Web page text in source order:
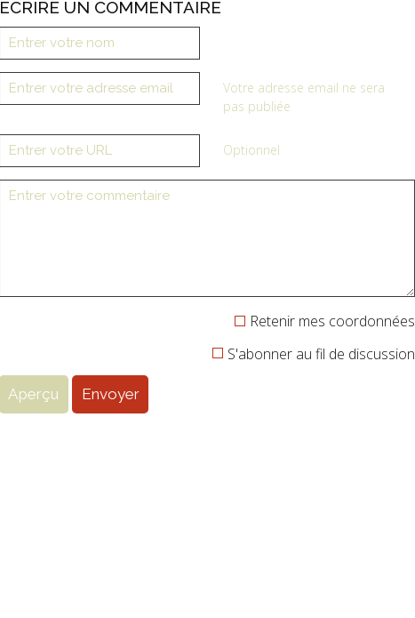
ÉCRIRE UN COMMENTAIRE
Votre adresse email ne sera
pas publiée
Optionnel
Retenir mes coordonnées
S'abonner au fil de discussion